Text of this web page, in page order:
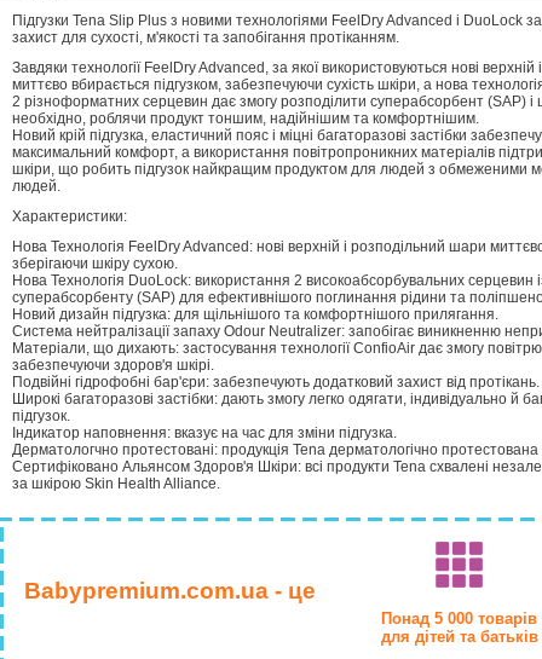
Підгузки Tena Slip Plus з новими технологіями FeelDry Advanced і DuoLock
захист для сухості, м'якості та запобігання протіканням.
Завдяки технології FeelDry Advanced, за якої використовуються нові
миттєво вбирається підгузком, забезпечуючи сухість шкіри, а нова
2 різноформатних серцевин дає змогу розподілити суперабсорбент (SAP) і
необхідно, роблячи продукт тоншим, надійнішим та комфортнішим.
Новий крій підгузка, еластичний пояс і міцні багаторазові застібки
максимальний комфорт, а використання повітропроникних матеріалів
шкіри, що робить підгузок найкращим продуктом для людей з обмеженими
людей.
Характеристики:
Нова Технологія FeelDry Advanced: нові верхній і розподільний шари
зберігаючи шкіру сухою.
Нова Технологія DuoLock: використання 2 високоабсорбувальних серцевин
суперабсорбенту (SAP) для ефективнішого поглинання рідини та
Новий дизайн підгузка: для щільнішого та комфортнішого прилягання.
Система нейтралізації запаху Odour Neutralizer: запобігає виникненню
Матеріали, що дихають: застосування технології ConfioAir дає змогу
забезпечуючи здоров'я шкірі.
Подвійні гідрофобні бар'єри: забезпечують додатковий захист від протікань.
Широкі багаторазові застібки: дають змогу легко одягати, індивідуально й
підгузок.
Індикатор наповнення: вказує на час для зміни підгузка.
Дерматологчно протестовані: продукція Tena дерматологічно
Сертифіковано Альянсом Здоров'я Шкіри: всі продукти Tena схвалені
за шкірою Skin Health Alliance.
Babypremium.com.ua - це
Понад 5 000 товарів
для дітей та батьків